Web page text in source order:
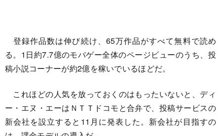
登録作品数は伸び続け、65万作品がすべて無料で読め
る。1日約7.7億のモバゲー全体のページビューのうち、投
稿小説コーナーが約2億を稼いでいるほどだ。
これほどの人気を放っておくのはもったいないと、ディ
ー・エヌ・エーはＮＴＴドコモと合弁で、投稿サービスの
新会社を設立すると11月に発表した。新会社が目指すの